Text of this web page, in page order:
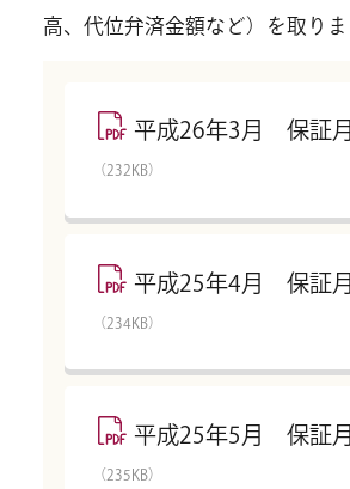
高、代位弁済金額など）を取りま
平成26年3月 保証
（232KB）
平成25年4月 保証
（234KB）
平成25年5月 保証
（235KB）